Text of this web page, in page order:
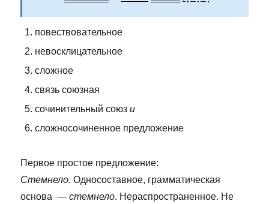
повествовательное
невосклицательное
сложное
связь союзная
сочинительный союз и
сложносочиненное предложение
Первое простое предложение:
Стемнело.Односоставное, грамматическая
основа —стемнело. Нераспространенное. Не